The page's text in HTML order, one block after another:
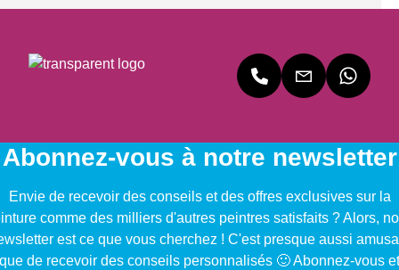
Abonnez-vous à notre newsletter
Envie de recevoir des conseils et des offres exclusives sur la
comme des milliers d'autres peintres satisfaits ? Alors,
est ce que vous cherchez ! C'est presque aussi
que de recevoir des conseils personnalisés 🙂 Abonnez-vous et